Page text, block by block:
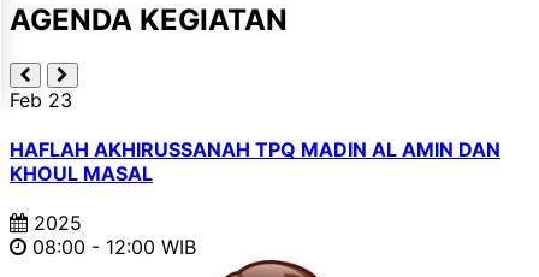
AGENDA KEGIATAN
DAN
CHAFLAH KHOTMIL QURAN KE-39
PESANTREN TAKHAFIDZUL QURAN
08:00 - 12:40 WIB